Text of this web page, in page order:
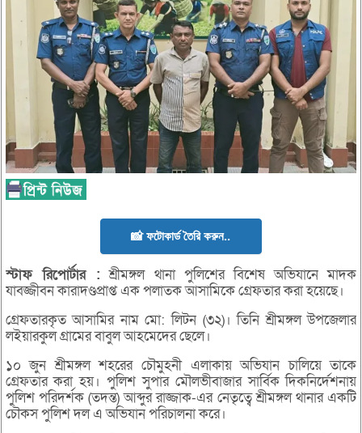
📸 ফটোকার্ড তৈরি করুন..
স্টাফরিপোর্টার : শ্রীমঙ্গল থানা পুলিশের বিশেষ অভিযানে মাদক
যাবজ্জীবন কারাদণ্ডপ্রাপ্ত এক পলাতক আসামিকে গ্রেফতার করা হয়েছে।
গ্রেফতারকৃত আসামির নাম মো: লিটন (৩২)। তিনি শ্রীমঙ্গল উপজেলার
লইয়ারকুল গ্রামের বাবুল আহমেদের ছেলে।
১০ জুন শ্রীমঙ্গল শহরের চৌমুহনী এলাকায় অভিযান চালিয়ে তাকে
গ্রেফতার করা হয়। পুলিশ সুপার মৌলভীবাজার সার্বিক দিকনির্দেশনায়
পুলিশ পরিদর্শক (তদন্ত) আব্দুর রাজ্জাক-এর নেতৃত্বে শ্রীমঙ্গল থানার একটি
চৌকস পুলিশ দল এ অভিযান পরিচালনা করে।